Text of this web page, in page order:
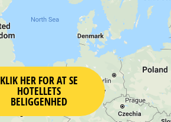
KLIK HER FOR AT SE
HOTELLETS
BELIGGENHED